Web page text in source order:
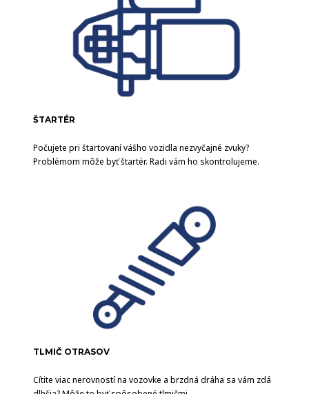
ŠTARTÉR
Počujete pri štartovaní vášho vozidla nezvyčajné zvuky?
Problémom môže byť štartér. Radi vám ho skontrolujeme.
TLMIČ OTRASOV
Cítite viac nerovností na vozovke a brzdná dráha sa vám zdá